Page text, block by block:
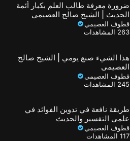
ضرورة معرفة طالب العلم بكبار أئمة
الحديث | الشيخ صالح العصيمي
قطوف العصيمي
263 المشاهدات
هذا الشيء صنع يومي | الشيخ صالح
العصيمي
قطوف العصيمي
245 المشاهدات
طريقة نافعة في تدوين الفوائد في
علمي التفسير والحديث
قطوف العصيمي
117 المشاهدات